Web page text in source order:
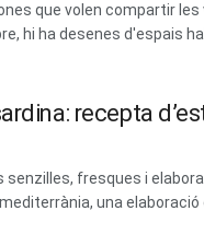
que volen compartir
hi ha desenes d'espais
recepta
senzilles, fresques i
una